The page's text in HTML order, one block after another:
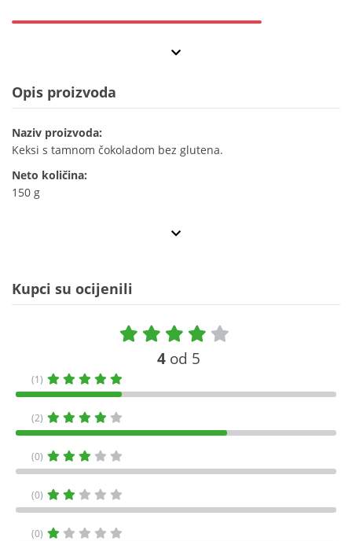
Opis proizvoda
Naziv proizvoda:
Keksi s tamnom čokoladom bez glutena.
Neto količina:
150 g
Kupci su ocijenili
4 od 5
(1)
(2)
(0)
(0)
(0)